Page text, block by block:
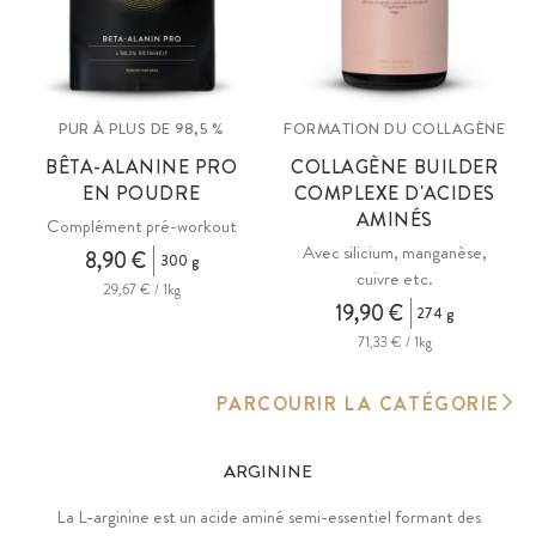
PUR À PLUS DE 98,5 %
BÊTA-ALANINE PRO
EN POUDRE
Complément pré-workout
8,90 €
300 g
29,67 € / 1kg
FORMATION DU COLLAGÈNE
COLLAGÈNE BUILDER
COMPLEXE D'ACIDES
AMINÉS
Avec silicium, manganèse,
cuivre etc.
19,90 €
274 g
71,33 € / 1kg
PARCOURIR LA CATÉGORIE
ARGININE
La L-arginine est un acide aminé semi-essentiel formant des